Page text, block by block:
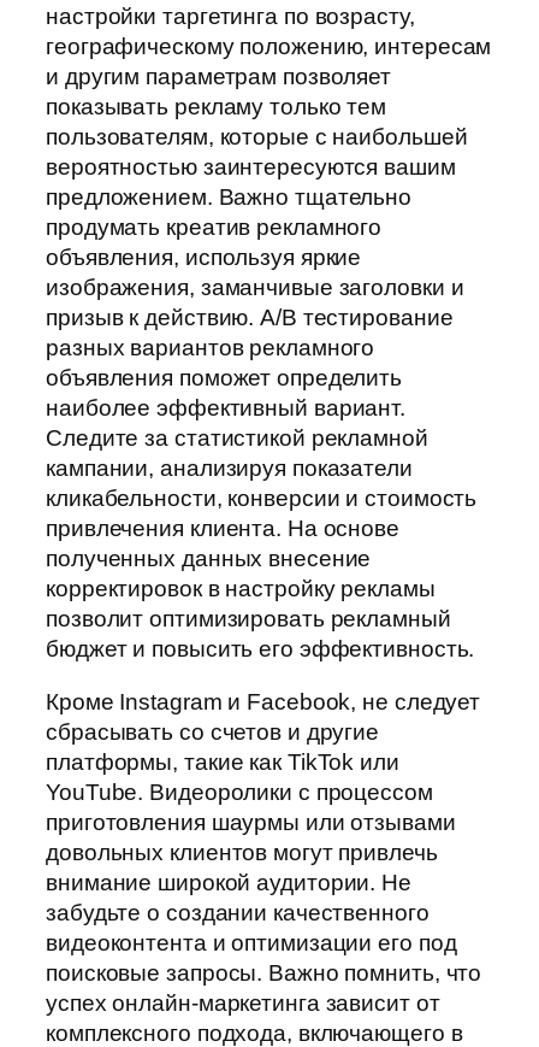
настройки таргетинга по возрасту,
географическому положению, интересам
и другим параметрам позволяет
показывать рекламу только тем
пользователям, которые с наибольшей
вероятностью заинтересуются вашим
предложением. Важно тщательно
продумать креатив рекламного
объявления, используя яркие
изображения, заманчивые заголовки и
призыв к действию. А/В тестирование
разных вариантов рекламного
объявления поможет определить
наиболее эффективный вариант.
Следите за статистикой рекламной
кампании, анализируя показатели
кликабельности, конверсии и стоимость
привлечения клиента. На основе
полученных данных внесение
корректировок в настройку рекламы
позволит оптимизировать рекламный
бюджет и повысить его эффективность.
Кроме Instagram и Facebook, не следует
сбрасывать со счетов и другие
платформы, такие как TikTok или
YouTube. Видеоролики с процессом
приготовления шаурмы или отзывами
довольных клиентов могут привлечь
внимание широкой аудитории. Не
забудьте о создании качественного
видеоконтента и оптимизации его под
поисковые запросы. Важно помнить, что
успех онлайн-маркетинга зависит от
комплексного подхода, включающего в